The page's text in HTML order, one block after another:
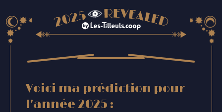
Voici ma prédiction pour
l'année 2025 :